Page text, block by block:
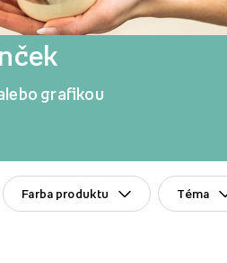
grafikou
Farba produktu Téma